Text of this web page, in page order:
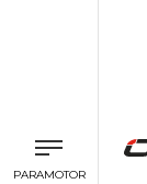
PARAMOTOR